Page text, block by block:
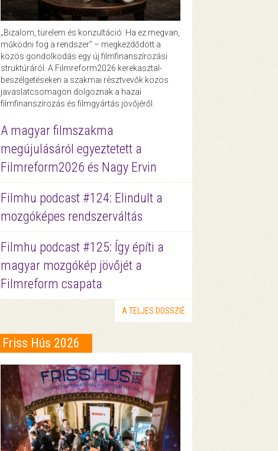
„Bizalom, türelem és konzultáció. Ha ez megvan,
működni fog a rendszer” – megkezdődött a
közös gondolkodás egy új filmfinanszírozási
struktúráról. A Filmreform2026 kerekasztal-
beszélgetéseken a szakmai résztvevők közös
javaslatcsomagon dolgoznak a hazai
filmfinanszírozás és filmgyártás jövőjéről.
A magyar filmszakma
megújulásáról egyeztetett a
Filmreform2026 és Nagy Ervin
Filmhu podcast #124: Elindult a
mozgóképes rendszerváltás
Filmhu podcast #125: Így építi a
magyar mozgókép jövőjét a
Filmreform csapata
A TELJES DOSSZIÉ
Friss Hús 2026